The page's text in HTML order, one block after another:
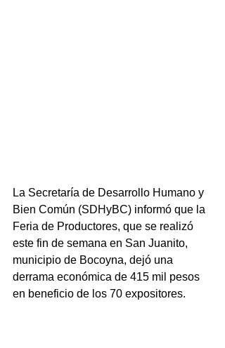
La Secretaría de Desarrollo Humano y
Bien Común (SDHyBC) informó que la
Feria de Productores, que se realizó
este fin de semana en San Juanito,
municipio de Bocoyna, dejó una
derrama económica de 415 mil pesos
en beneficio de los 70 expositores.